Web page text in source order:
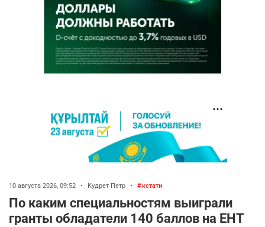
10 августа 2026, 09:52 • Кудрет Петр • кстати
По каким специальностям выиграли
гранты обладатели 140 баллов на ЕНТ